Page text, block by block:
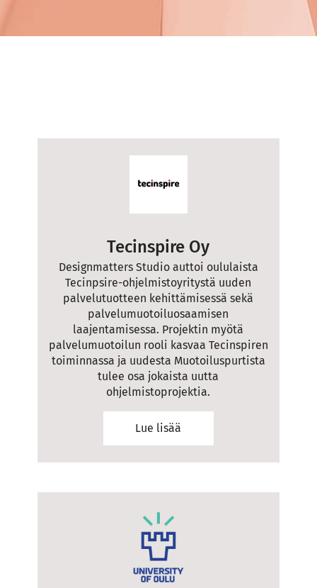
Tecinspire Oy
Designmatters Studio auttoi oululaista
Tecinpsire-ohjelmistoyritystä uuden
palvelutuotteen kehittämisessä sekä
palvelumuotoiluosaamisen
laajentamisessa. Projektin myötä
palvelumuotoilun rooli kasvaa Tecinspiren
toiminnassa ja uudesta Muotoiluspurtista
tulee osa jokaista uutta
ohjelmistoprojektia.
Lue lisää